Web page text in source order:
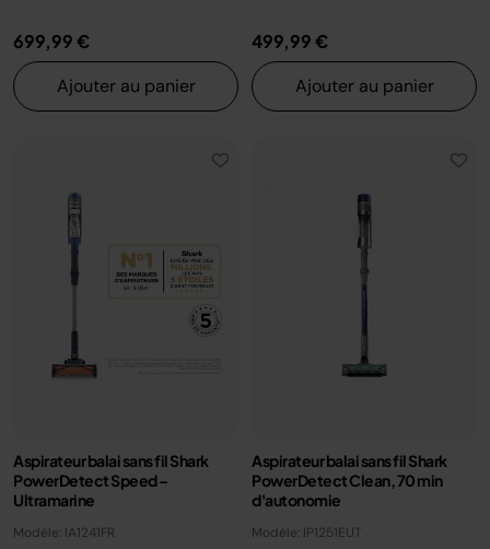
699,99 €
Ajouter au panier
499,99 €
Ajouter au panier
Aspirateur balai sans fil Shark
PowerDetect Speed –
Ultramarine
Modèle: IA1241FR
Aspirateur balai sans fil Shark
PowerDetect Clean, 70 min
d'autonomie
Modèle: IP1251EUT